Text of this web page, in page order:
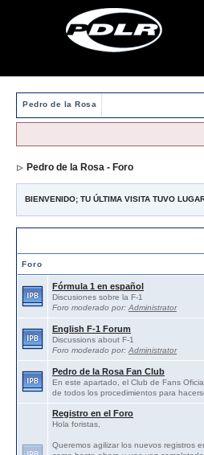
Pedro de la Rosa
Pedro de la Rosa - Foro
BIENVENIDO; TU ÚLTIMA VISITA TUVO
Foro
Fórmula 1 en español
Discusiones sobre la F-1
Foro moderado por: Administrator
English F-1 Forum
Discussions about F-1
Foro moderado por: Administrator
Pedro de la Rosa Fan Club
En este apartado, el Club de Fans
de todos los procedimientos para
Registro en el Foro
Hola foristas,
Queremos agilizar los nuevos registros